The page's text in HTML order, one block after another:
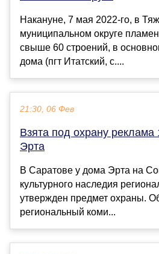
Накануне, 7 мая 2022-го, в
муниципальном округе
свыше 60 строений, в
дома (пгт Итатский, с....
21:30, 06 Фев
Взята под охрану
Эрта
В Саратове у дома Эрта на
культурного наследия
утвержден предмет охраны.
региональный коми...